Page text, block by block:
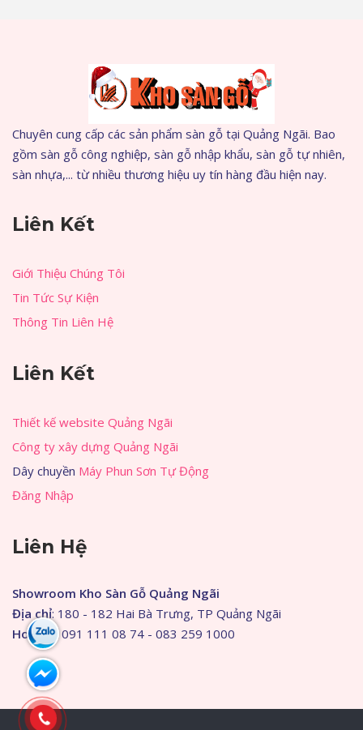
Chuyên cung cấp các sản phẩm sàn gỗ tại Quảng Ngãi. Bao
gồm sàn gỗ công nghiệp, sàn gỗ nhập khẩu, sàn gỗ tự nhiên,
sàn nhựa,... từ nhiều thương hiệu uy tín hàng đầu hiện nay.
Liên Kết
Giới Thiệu Chúng Tôi
Tin Tức Sự Kiện
Thông Tin Liên Hệ
Liên Kết
Thiết kế website Quảng Ngãi
Công ty xây dựng Quảng Ngãi
Dây chuyền Máy Phun Sơn Tự Động
Đăng Nhập
Liên Hệ
Showroom Kho Sàn Gỗ Quảng Ngãi
Địa chỉ: 180 - 182 Hai Bà Trưng, TP Quảng Ngãi
Hotline: 091 111 08 74 - 083 259 1000